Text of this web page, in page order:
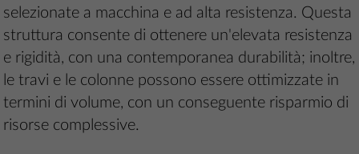
selezionate a macchina e ad alta resistenza. Questa
struttura consente di ottenere un'elevata resistenza
e rigidità, con una contemporanea durabilità; inoltre,
le travi e le colonne possono essere ottimizzate in
termini di volume, con un conseguente risparmio di
risorse complessive.